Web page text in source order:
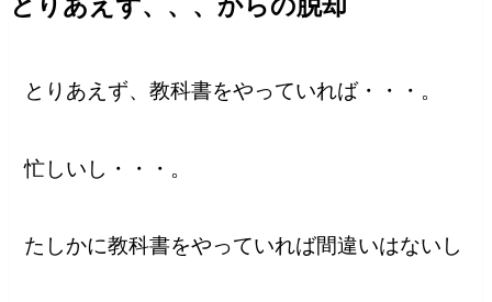
とりあえず、、、からの脱却
とりあえず、教科書をやっていれば・・・。
忙しいし・・・。
たしかに教科書をやっていれば間違いはないし